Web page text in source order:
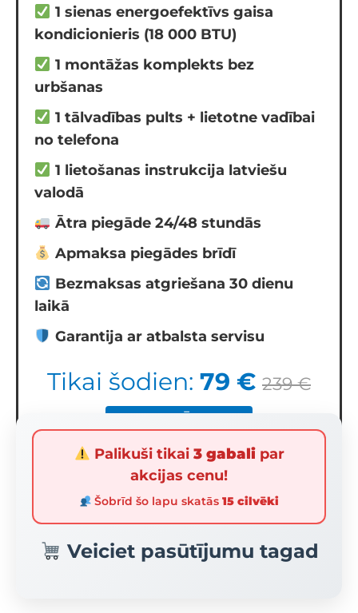
1 sienas energoefektīvs gaisa
kondicionieris (18 000 BTU)
1 montāžas komplekts bez
urbšanas
1 tālvadības pults + lietotne vadībai
no telefona
1 lietošanas instrukcija latviešu
valodā
Ātra piegāde 24/48 stundās
Apmaksa piegādes brīdī
Bezmaksas atgriešana 30 dienu
laikā
Garantija ar atbalsta servisu
Tikai šodien: 79 € 239 €
IETAUPĀT 65%
Palikuši tikai 3 gabalipar
akcijas cenu!
Šobrīd šo lapu skatās15 cilvēki
Veiciet pasūtījumu tagad